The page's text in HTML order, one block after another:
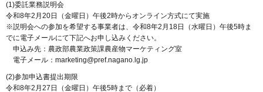
(1)委託業務説明会
令和8年2月20日（金曜日）午後2時からオンライン方式にて実施
※説明会への参加を希望する事業者は、令和8年2月18日（水曜日）午後5時ま
でに電子メールにて下記へお申し込みください。
申込み先：農政部農業政策課農産物マーケティング室
電子メール：marketing@pref.nagano.lg.jp
(2)参加申込書提出期限
令和8年2月27日（金曜日）午後5時まで（必着）